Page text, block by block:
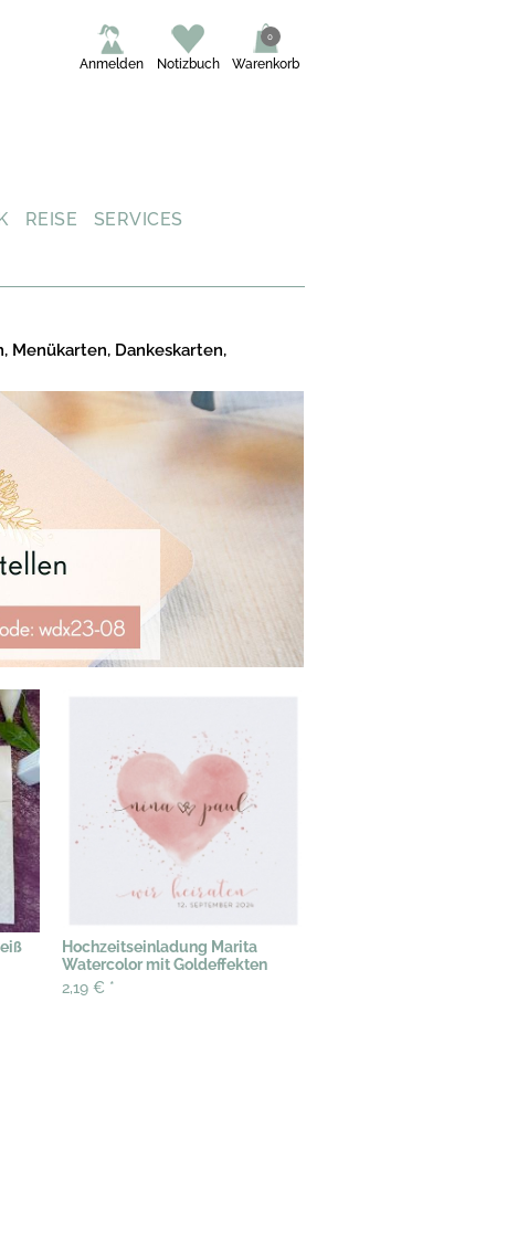
Warenkorb
0
Notizbuch
Anmelden
REISE SERVICES
Menükarten, Dankeskarten,
Hochzeitseinladung Marita
Watercolor mit Goldeffekten
2,19 € *